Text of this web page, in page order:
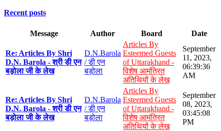
Recent posts
Message Author Board Date
Re: Articles By Shri
D.N. Barola - श्री डी एन
बड़ोला जी के लेख
D.N.Barola
/ डी एन
बड़ोला
Articles By
Esteemed Guests
of Uttarakhand -
विशेष आमंत्रित
अतिथियों के लेख
September
11, 2023,
06:39:36
AM
Re: Articles By Shri
D.N. Barola - श्री डी एन
बड़ोला जी के लेख
D.N.Barola
/ डी एन
बड़ोला
Articles By
Esteemed Guests
of Uttarakhand -
विशेष आमंत्रित
अतिथियों के लेख
September
08, 2023,
03:45:08
PM